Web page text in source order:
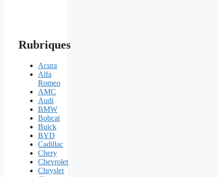
Rubriques
Acura
Alfa
Romeo
AMC
Audi
BMW
Bobcat
Buick
BYD
Cadillac
Chery
Chevrolet
Chrysler